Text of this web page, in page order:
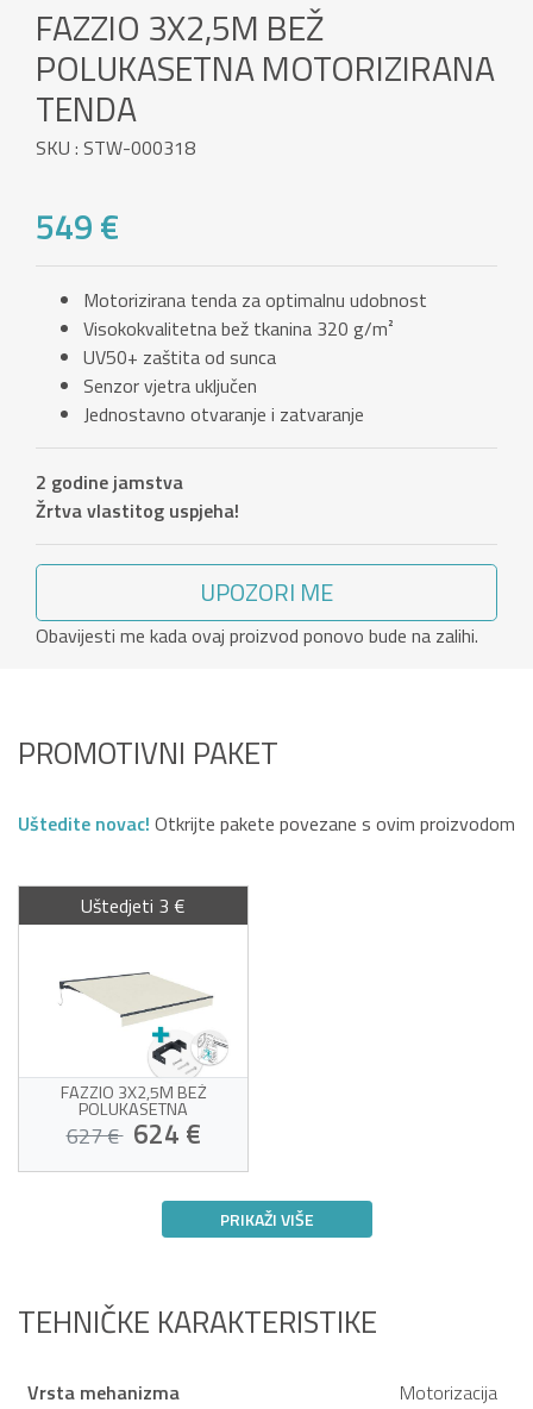
FAZZIO 3X2,5M BEŽ
POLUKASETNA MOTORIZIRANA
TENDA
SKU : STW-000318
549 €
Motorizirana tenda za optimalnu udobnost
Visokokvalitetna bež tkanina 320 g/m²
UV50+ zaštita od sunca
Senzor vjetra uključen
Jednostavno otvaranje i zatvaranje
2 godine jamstva
Žrtva vlastitog uspjeha!
UPOZORI ME
Obavijesti me kada ovaj proizvod ponovo bude na zalihi.
PROMOTIVNI PAKET
Uštedite novac! Otkrijte pakete povezane s ovim proizvodom
Uštedjeti 3 €
FAZZIO 3X2,5M BEŽ
POLUKASETNA
MOTORIZIRANA TENDA S
MONTAŽOM NA STROP
627 € 624 €
montažom na strop
tkanina 320 g/m²
Žrtva vlastitog uspjeha!
PRIKAŽI VIŠE
TEHNIČKE KARAKTERISTIKE
Vrsta mehanizma
Motorizacija